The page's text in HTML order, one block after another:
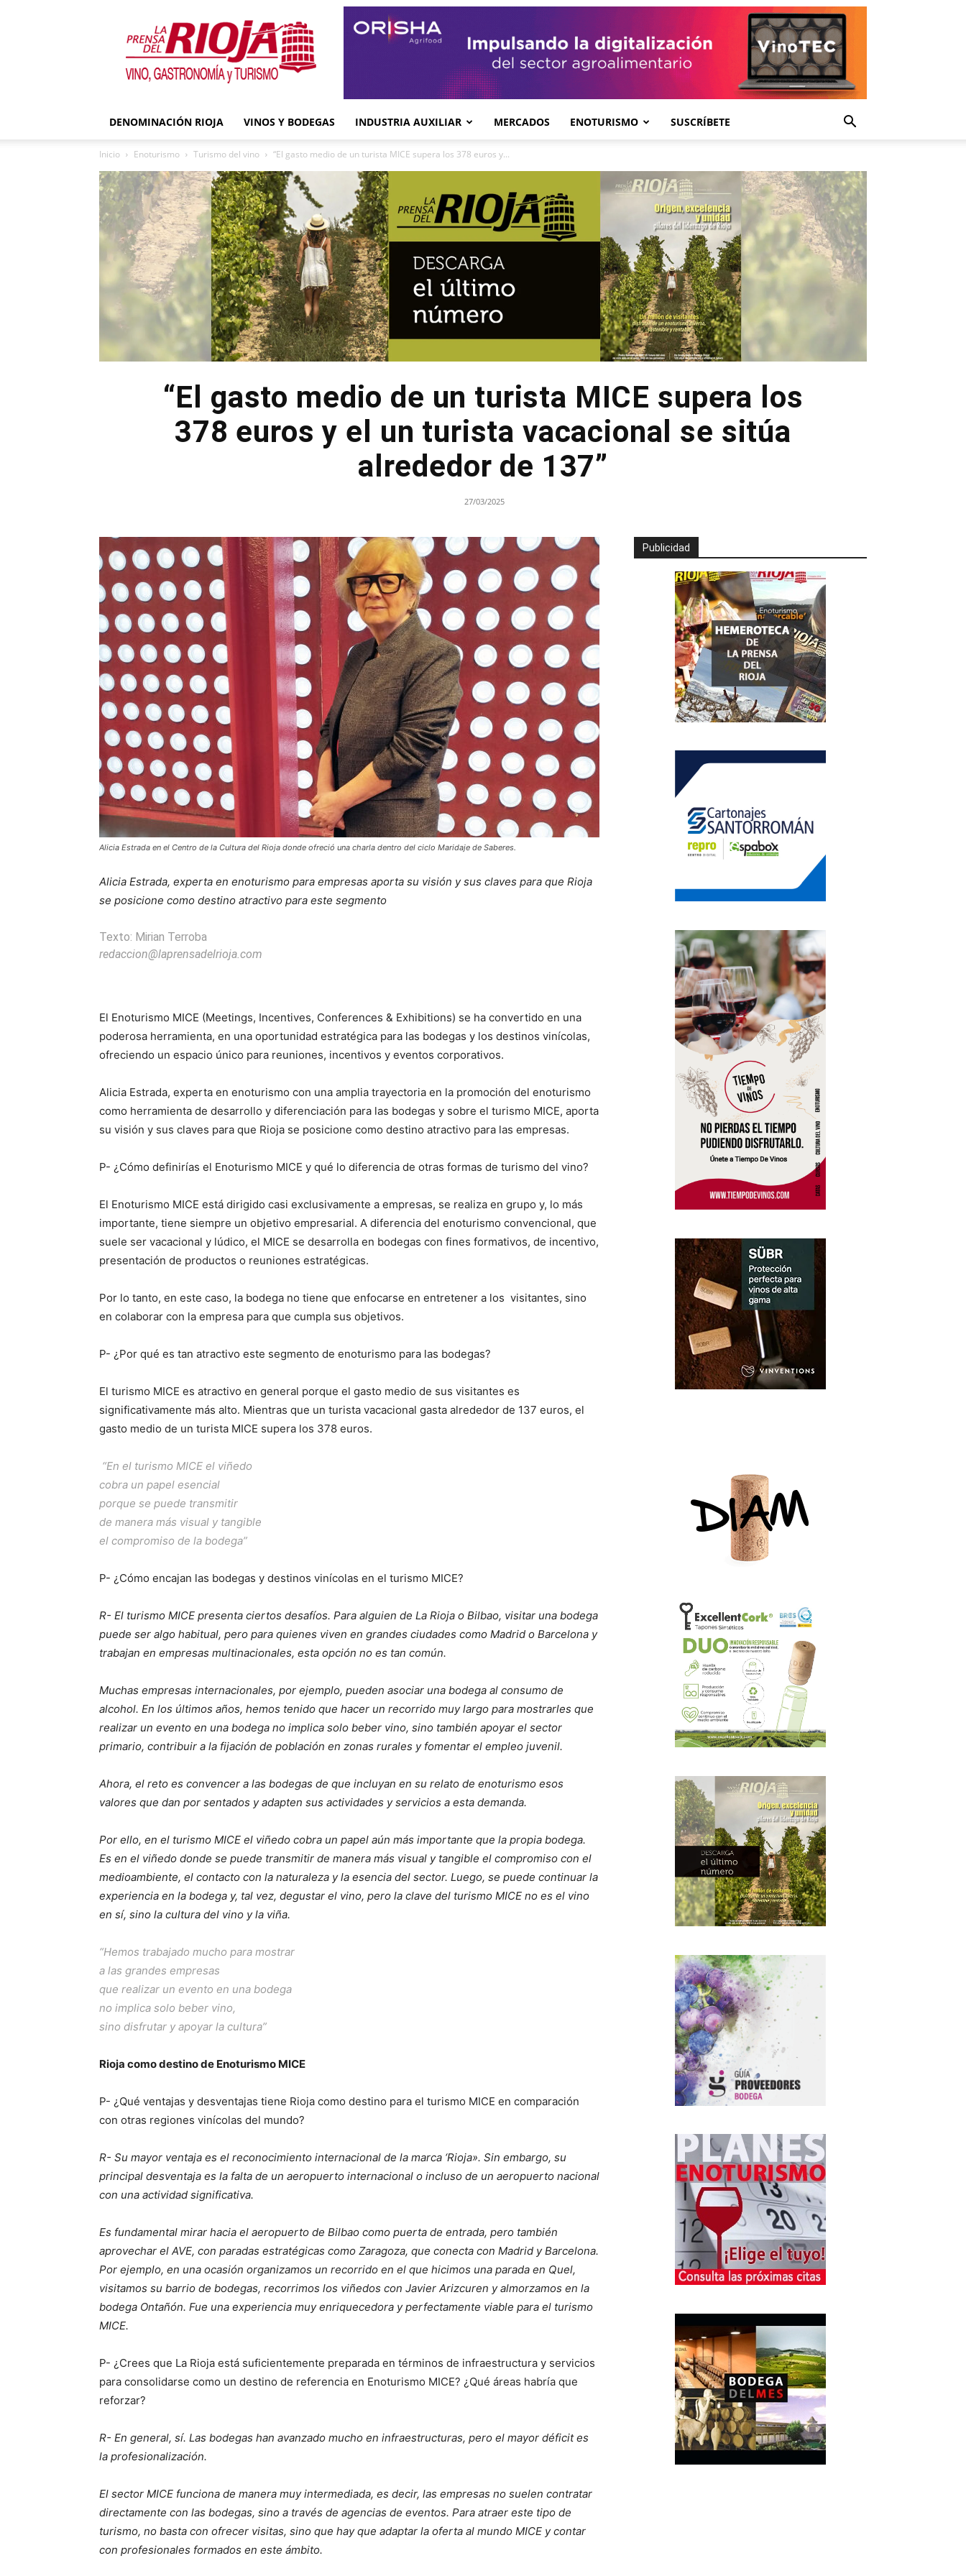
La
Prensa
del
Rioja
DENOMINACIÓN RIOJA VINOS Y BODEGAS INDUSTRIA AUXILIAR MERCADOS ENOTURISMO SUSCRÍBETE
Inicio Enoturismo Turismo del vino “El gasto medio de un turista MICE supera los 378 euros y...
“El gasto medio de un turista MICE supera los
378 euros y el un turista vacacional se sitúa
alrededor de 137”
27/03/2025
Alicia Estrada en el Centro de la Cultura del Rioja donde ofreció una charla dentro del ciclo Maridaje de Saberes.
Alicia Estrada, experta en enoturismo para empresas aporta su visión y sus claves para que Rioja
se posicione como destino atractivo para este segmento
Texto: Mirian Terroba
redaccion@laprensadelrioja.com
El Enoturismo MICE (Meetings, Incentives, Conferences & Exhibitions) se ha convertido en una
poderosa herramienta, en una oportunidad estratégica para las bodegas y los destinos vinícolas,
ofreciendo un espacio único para reuniones, incentivos y eventos corporativos.
Alicia Estrada, experta en enoturismo con una amplia trayectoria en la promoción del enoturismo
como herramienta de desarrollo y diferenciación para las bodegas y sobre el turismo MICE, aporta
su visión y sus claves para que Rioja se posicione como destino atractivo para las empresas.
P- ¿Cómo definirías el Enoturismo MICE y qué lo diferencia de otras formas de turismo del vino?
El Enoturismo MICE está dirigido casi exclusivamente a empresas, se realiza en grupo y, lo más
importante, tiene siempre un objetivo empresarial. A diferencia del enoturismo convencional, que
suele ser vacacional y lúdico, el MICE se desarrolla en bodegas con fines formativos, de incentivo,
presentación de productos o reuniones estratégicas.
Por lo tanto, en este caso, la bodega no tiene que enfocarse en entretener a los visitantes, sino
en colaborar con la empresa para que cumpla sus objetivos.
P- ¿Por qué es tan atractivo este segmento de enoturismo para las bodegas?
El turismo MICE es atractivo en general porque el gasto medio de sus visitantes es
significativamente más alto. Mientras que un turista vacacional gasta alrededor de 137 euros, el
gasto medio de un turista MICE supera los 378 euros.
“En el turismo MICE el viñedo
cobra un papel esencial
porque se puede transmitir
de manera más visual y tangible
el compromiso de la bodega”
P- ¿Cómo encajan las bodegas y destinos vinícolas en el turismo MICE?
R- El turismo MICE presenta ciertos desafíos. Para alguien de La Rioja o Bilbao, visitar una bodega
puede ser algo habitual, pero para quienes viven en grandes ciudades como Madrid o Barcelona y
trabajan en empresas multinacionales, esta opción no es tan común.
Muchas empresas internacionales, por ejemplo, pueden asociar una bodega al consumo de
alcohol. En los últimos años, hemos tenido que hacer un recorrido muy largo para mostrarles que
realizar un evento en una bodega no implica solo beber vino, sino también apoyar el sector
primario, contribuir a la fijación de población en zonas rurales y fomentar el empleo juvenil.
Ahora, el reto es convencer a las bodegas de que incluyan en su relato de enoturismo esos
valores que dan por sentados y adapten sus actividades y servicios a esta demanda.
Por ello, en el turismo MICE el viñedo cobra un papel aún más importante que la propia bodega.
Es en el viñedo donde se puede transmitir de manera más visual y tangible el compromiso con el
medioambiente, el contacto con la naturaleza y la esencia del sector. Luego, se puede continuar la
experiencia en la bodega y, tal vez, degustar el vino, pero la clave del turismo MICE no es el vino
en sí, sino la cultura del vino y la viña.
“Hemos trabajado mucho para mostrar
a las grandes empresas
que realizar un evento en una bodega
no implica solo beber vino,
sino disfrutar y apoyar la cultura”
Rioja como destino de Enoturismo MICE
P- ¿Qué ventajas y desventajas tiene Rioja como destino para el turismo MICE en comparación
con otras regiones vinícolas del mundo?
R- Su mayor ventaja es el reconocimiento internacional de la marca ‘Rioja». Sin embargo, su
principal desventaja es la falta de un aeropuerto internacional o incluso de un aeropuerto nacional
con una actividad significativa.
Es fundamental mirar hacia el aeropuerto de Bilbao como puerta de entrada, pero también
aprovechar el AVE, con paradas estratégicas como Zaragoza, que conecta con Madrid y Barcelona.
Por ejemplo, en una ocasión organizamos un recorrido en el que hicimos una parada en Quel,
visitamos su barrio de bodegas, recorrimos los viñedos con Javier Arizcuren y almorzamos en la
bodega Ontañón. Fue una experiencia muy enriquecedora y perfectamente viable para el turismo
MICE.
P- ¿Crees que La Rioja está suficientemente preparada en términos de infraestructura y servicios
para consolidarse como un destino de referencia en Enoturismo MICE? ¿Qué áreas habría que
reforzar?
R- En general, sí. Las bodegas han avanzado mucho en infraestructuras, pero el mayor déficit es
la profesionalización.
El sector MICE funciona de manera muy intermediada, es decir, las empresas no suelen contratar
directamente con las bodegas, sino a través de agencias de eventos. Para atraer este tipo de
turismo, no basta con ofrecer visitas, sino que hay que adaptar la oferta al mundo MICE y contar
con profesionales formados en este ámbito.
Publicidad